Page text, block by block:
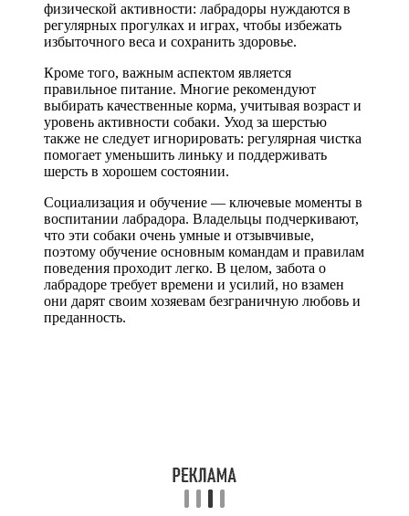
физической активности: лабрадоры нуждаются в
регулярных прогулках и играх, чтобы избежать
избыточного веса и сохранить здоровье.
Кроме того, важным аспектом является
правильное питание. Многие рекомендуют
выбирать качественные корма, учитывая возраст и
уровень активности собаки. Уход за шерстью
также не следует игнорировать: регулярная чистка
помогает уменьшить линьку и поддерживать
шерсть в хорошем состоянии.
Социализация и обучение — ключевые моменты в
воспитании лабрадора. Владельцы подчеркивают,
что эти собаки очень умные и отзывчивые,
поэтому обучение основным командам и правилам
поведения проходит легко. В целом, забота о
лабрадоре требует времени и усилий, но взамен
они дарят своим хозяевам безграничную любовь и
преданность.